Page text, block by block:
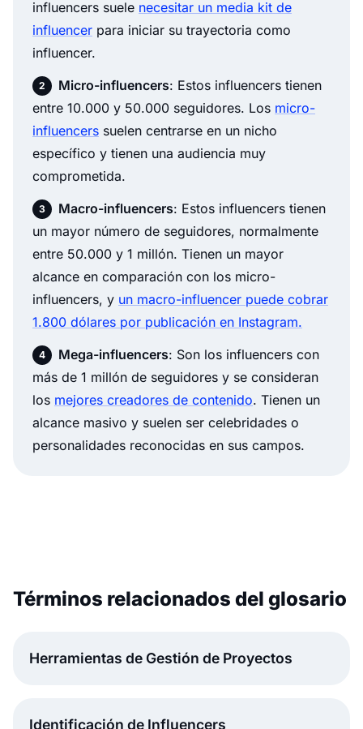
influencers suele necesitar un media kit de
influencer para iniciar su trayectoria como
influencer.
Micro-influencers: Estos influencers tienen
entre 10.000 y 50.000 seguidores. Los micro-
influencers suelen centrarse en un nicho
específico y tienen una audiencia muy
comprometida.
Macro-influencers: Estos influencers tienen
un mayor número de seguidores, normalmente
entre 50.000 y 1 millón. Tienen un mayor
alcance en comparación con los micro-
influencers, y un macro-influencer puede cobrar
1.800 dólares por publicación en Instagram.
Mega-influencers: Son los influencers con
más de 1 millón de seguidores y se consideran
los mejores creadores de contenido. Tienen un
alcance masivo y suelen ser celebridades o
personalidades reconocidas en sus campos.
Términos relacionados del glosario
Herramientas de Gestión de Proyectos
Identificación de Influencers